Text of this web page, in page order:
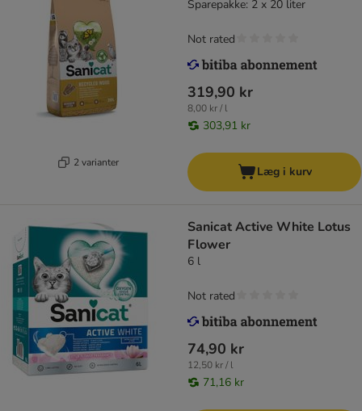
2 varianter
Sparepakke: 2 x 20 liter
319,90 kr
8,00 kr / l
303,91 kr
Not rated
Læg i kurv
Sanicat Active White Lotus
Flower
6 l
74,90 kr
12,50 kr / l
71,16 kr
Not rated